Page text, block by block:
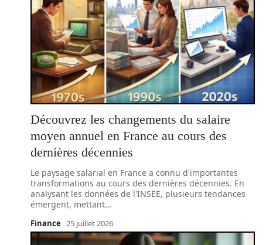
Découvrez les changements du salaire
moyen annuel en France au cours des
dernières décennies
Le paysage salarial en France a connu d'importantes
transformations au cours des dernières décennies. En
analysant les données de l'INSEE, plusieurs tendances
émergent, mettant…
Finance 25 juillet 2026